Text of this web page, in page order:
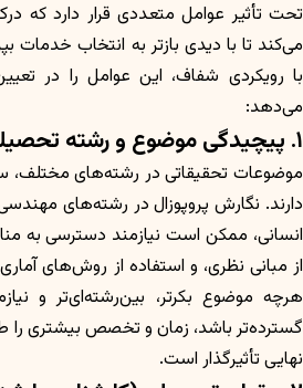
تحت تأثیر عوامل متعددی قرار دارد که
می‌کند تا با دیدی بازتر به انتخاب خدمات
با رویکردی شفاف، این عوامل را در
می‌دهد:
۱. پیچیدگی موضوع و رشته تحصیلی
موضوعات تحقیقاتی در رشته‌های مختلف،
دارند. نگارش پروپوزال در رشته‌های
انسانی، ممکن است نیازمند دسترسی به
از مبانی نظری، و استفاده از روش‌های
هرچه موضوع بکرتر، بین‌رشته‌ای‌تر و
گسترده‌تر باشد، زمان و تخصص بیشتری را
نهایی تأثیرگذار است.